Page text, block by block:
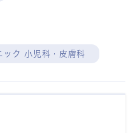
ック 小児科・皮膚科